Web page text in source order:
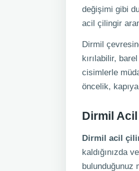
değişimi gibi
acil çilingir
Dirmil
kırılabilir,
cisimlerle
öncelik,
Dirmil
Dirmil acil
kaldığınızda
bulunduğunuz